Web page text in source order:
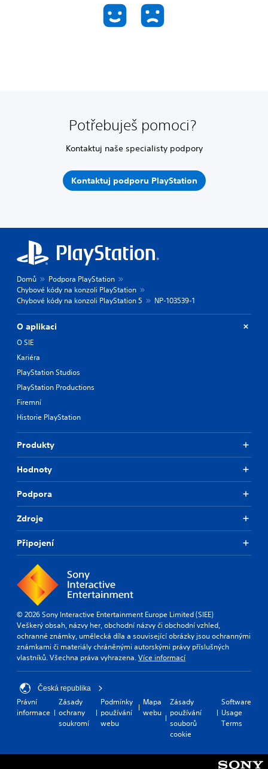
Potřebuješ pomoci?
Kontaktuj naše specialisty podpory
Kontaktuj podporu PlayStation
Domů
Podpora PlayStation
Chybové kódy na konzoli PlayStation
Chybové kódy na konzoli PlayStation 5
NP-103539-1
O aplikaci
O SIE
Kariéra
PlayStation Studios
PlayStation Productions
Firemní
Historie PlayStation
Produkty
Hodnoty
Podpora
Zdroje
Připojení
© 2026 Sony Interactive Entertainment Europe Limited (SIEE)
Veškerý obsah, názvy her, obchodní názvy či obchodní vzhled,
ochranné známky, umělecká díla a související obrázky jsou ochrannými
známkami či materiály chráněnými autorskými právy příslušných
vlastníků. Všechna práva vyhrazena.Více informací
Česká republika
Právní
informace
Zásady
ochrany
soukromí
Podmínky
používání
webu
Mapa
webu
Zásady
používání
souborů
cookie
Software
Usage
Terms